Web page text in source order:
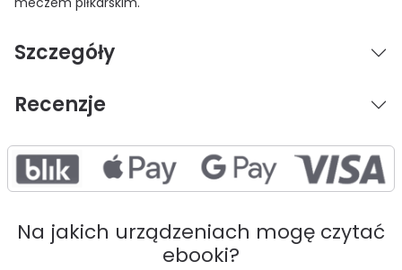
Szczegóły
Recenzje
Na jakich urządzeniach mogę czytać
ebooki?